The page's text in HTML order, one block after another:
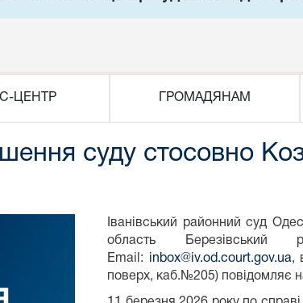
ЦЕНТР ГРОМАДЯНАМ
суду стосовно
Іванівський районний суд
область
Email: inbox@iv.od.court.gov.ua,
поверх, каб.№205) повідомляє